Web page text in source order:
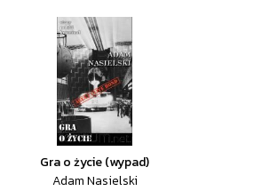
Gra o życie (wypad)
Adam Nasielski